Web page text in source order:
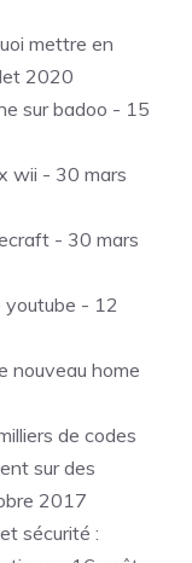
mettre en
2020
sur badoo - 15
wii - 30 mars
- 30 mars
youtube - 12
nouveau home
de codes
sur des
2017
sécurité :